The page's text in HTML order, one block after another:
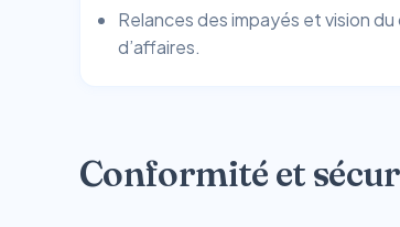
Relances des impayés et vision
d’affaires.
Conformité et